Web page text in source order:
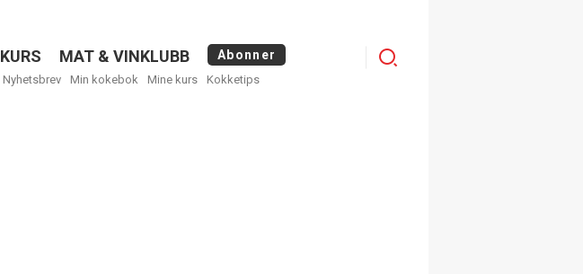
KURS MAT & VINKLUBB Abonner
Nyhetsbrev Min kokebok Mine kurs Kokketips
Logg